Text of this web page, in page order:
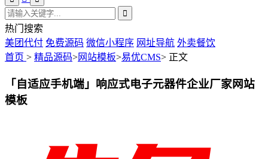
热门搜索
美团代付 免费源码 微信小程序 网址导航 外卖餐饮
首页 > 精品源码>网站模板>易优CMS> 正文
「自适应手机端」响应式电子元器件企业厂家网站
模板